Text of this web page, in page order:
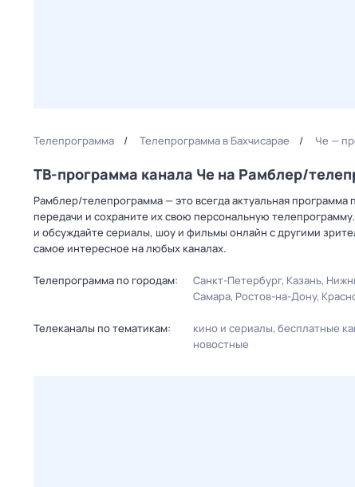
Телепрограмма Телепрограмма в Бахчисарае Че —
ТВ-программа канала Че на Рамблер/
Рамблер/телепрограмма — это всегда актуальная
передачи и сохраните их свою персональную
и обсуждайте сериалы, шоу и фильмы онлайн с другими
самое интересное на любых каналах.
Телепрограмма по городам: Санкт-Петербург Казань
Самара Ростов-на-Дону
Телеканалы по тематикам: кино и сериалы бесплатные
новостные